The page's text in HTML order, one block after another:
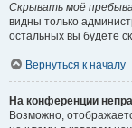
Скрывать моё
видны только
остальных вы будете
Вернуться к началу
На конференции
Возможно,